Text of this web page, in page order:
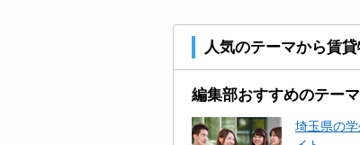
人気のテーマから賃
編集部おすすめのテーマ
埼玉県の